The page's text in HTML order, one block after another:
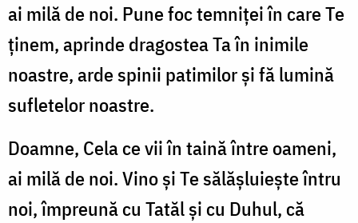
ai milă de noi. Pune foc temniței în care Te
ținem, aprinde dragostea Ta în inimile
noastre, arde spinii patimilor și fă lumină
sufletelor noastre.
Doamne, Cela ce vii în taină între oameni,
ai milă de noi. Vino și Te sălășluiește întru
noi, împreună cu Tatăl și cu Duhul, că